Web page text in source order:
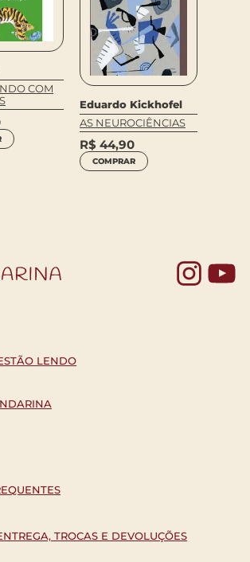
COM
Eduardo Kickhofel
AS NEUROCIÊNCIAS
R$ 44,90
COMPRAR
LENDO
TROCAS E DEVOLUÇÕES